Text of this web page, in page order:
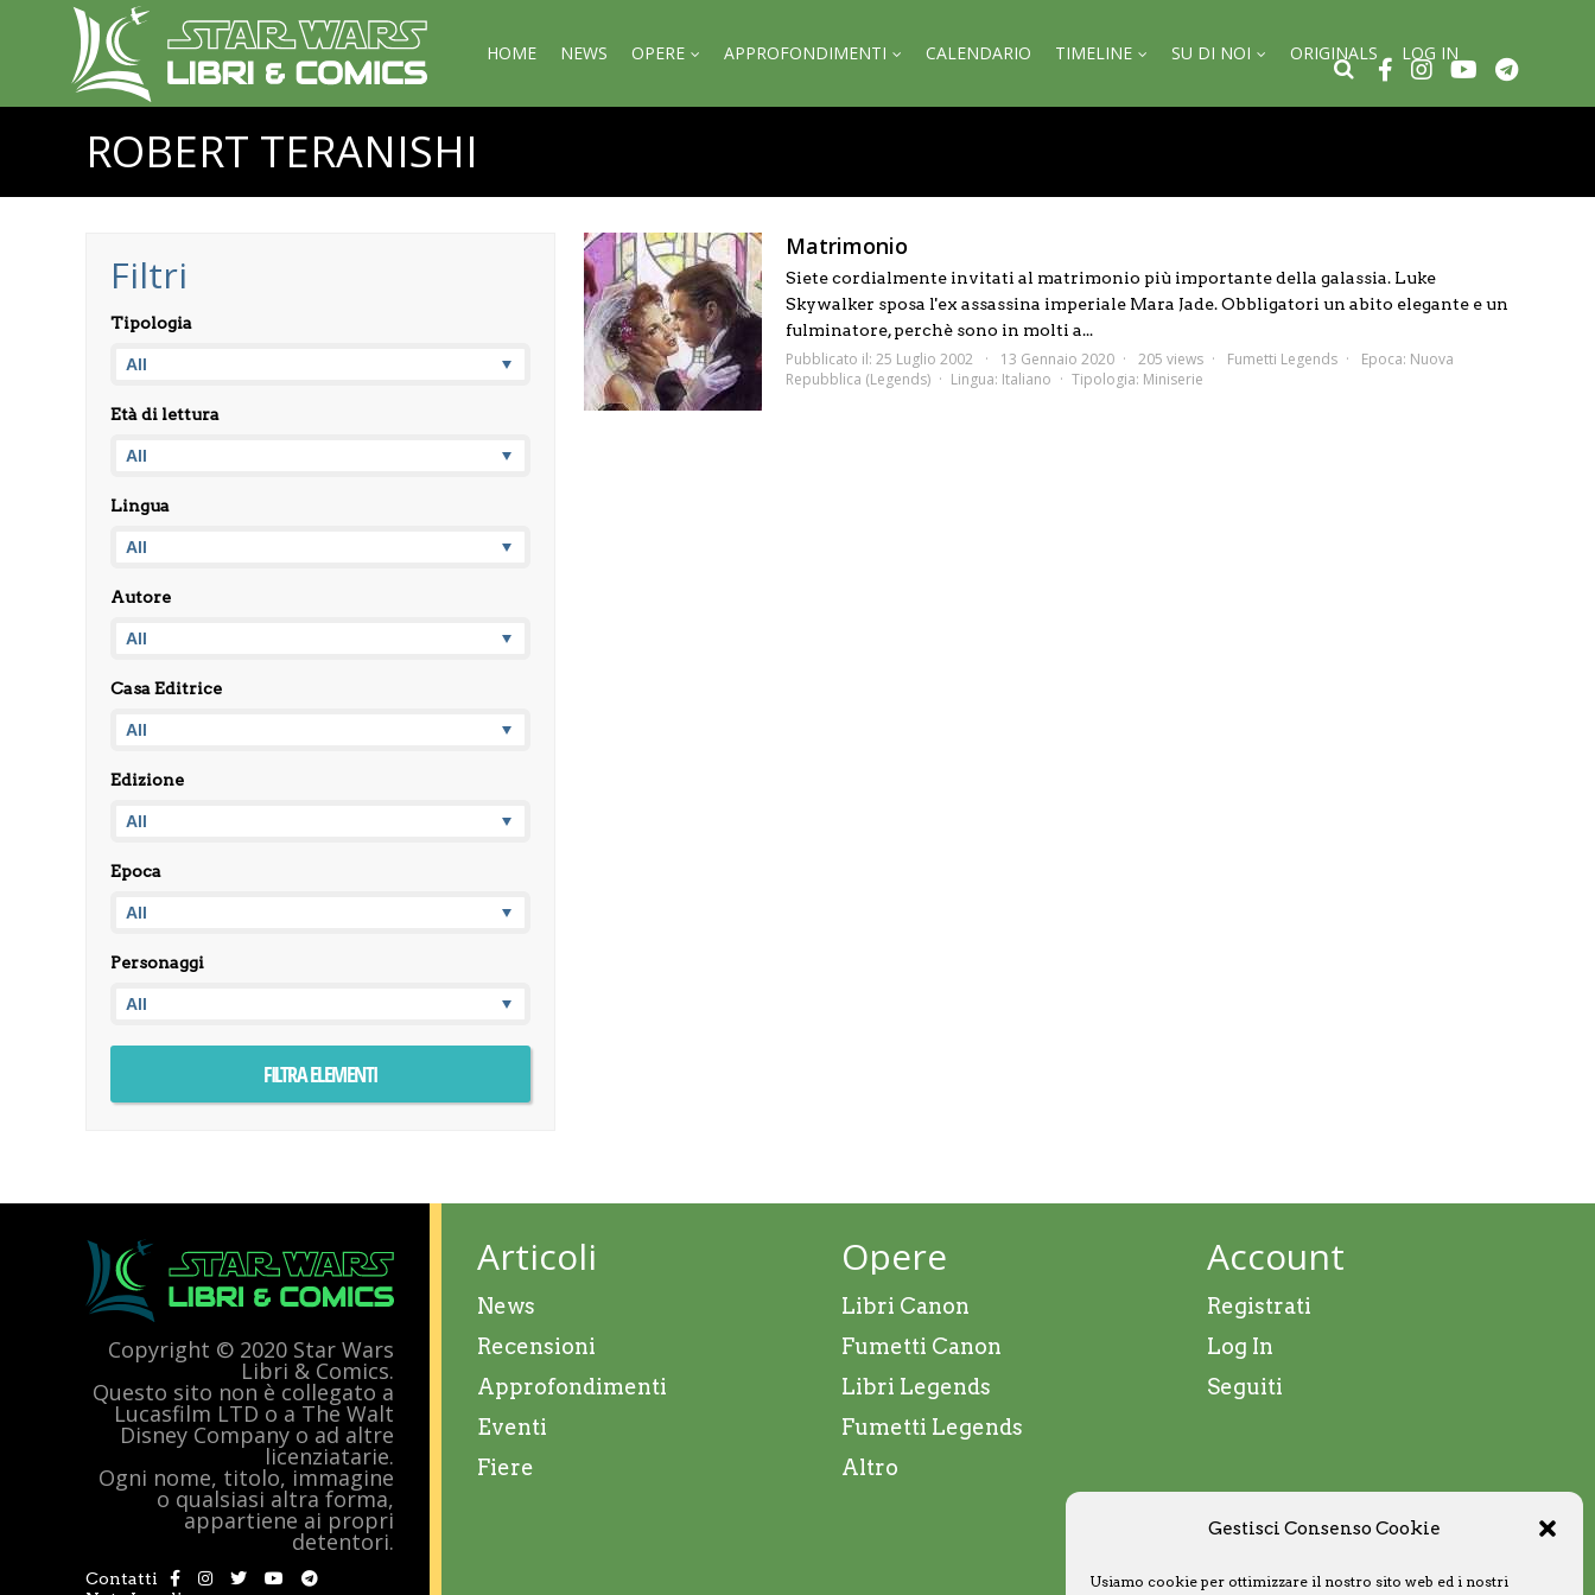
Gestisci Consenso Cookie
Usiamo cookie per ottimizzare il nostro sito web ed i nostri
HOME NEWS OPERE APPROFONDIMENTI CALENDARIO TIMELINE SU DI NOI ORIGINALS LOG IN
ROBERT TERANISHI
Matrimonio
Siete cordialmente invitati al matrimonio più importante della galassia. Luke
Skywalker sposa l'ex assassina imperiale Mara Jade. Obbligatori un abito elegante e un
fulminatore, perchè sono in molti a...
Pubblicato il: 25 Luglio 2002 13 Gennaio 2020 205 views Fumetti Legends Epoca: Nuova
Repubblica (Legends)
Lingua: Italiano Tipologia: Miniserie
Filtri
Tipologia
Età di lettura
Lingua
Autore
Casa Editrice
Edizione
Epoca
Personaggi
Copyright © 2020 Star Wars
Libri & Comics.
Questo sito non è collegato a
Lucasfilm LTD o a The Walt
Disney Company o ad altre
licenziatarie.
Ogni nome, titolo, immagine
o qualsiasi altra forma,
appartiene ai propri
detentori.
Contatti
Articoli
News
Recensioni
Approfondimenti
Eventi
Fiere
Opere
Libri Canon
Fumetti Canon
Libri Legends
Fumetti Legends
Altro
Account
Registrati
Log In
Seguiti